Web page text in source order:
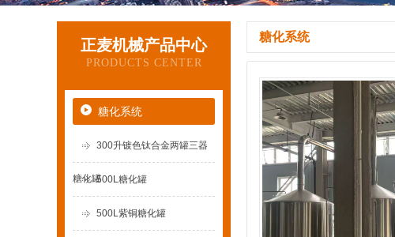
正麦机械产品中心
PRODUCTS CENTER
糖化系统
300升镀色钛合金两罐三器
糖化罐500L糖化罐
500L紫铜糖化罐
糖化系统